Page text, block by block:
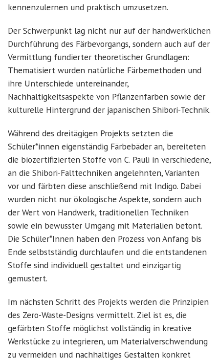
kennenzulernen und praktisch umzusetzen.
Der Schwerpunkt lag nicht nur auf der handwerklichen
Durchführung des Färbevorgangs, sondern auch auf der
Vermittlung fundierter theoretischer Grundlagen:
Thematisiert wurden natürliche Färbemethoden und
ihre Unterschiede untereinander,
Nachhaltigkeitsaspekte von Pflanzenfarben sowie der
kulturelle Hintergrund der japanischen Shibori-Technik.
Während des dreitägigen Projekts setzten die
Schüler*innen eigenständig Färbebäder an, bereiteten
die biozertifizierten Stoffe von C. Pauli in verschiedene,
an die Shibori-Falttechniken angelehnten, Varianten
vor und färbten diese anschließend mit Indigo. Dabei
wurden nicht nur ökologische Aspekte, sondern auch
der Wert von Handwerk, traditionellen Techniken
sowie ein bewusster Umgang mit Materialien betont.
Die Schüler*Innen haben den Prozess von Anfang bis
Ende selbstständig durchlaufen und die entstandenen
Stoffe sind individuell gestaltet und einzigartig
gemustert.
Im nächsten Schritt des Projekts werden die Prinzipien
des Zero-Waste-Designs vermittelt. Ziel ist es, die
gefärbten Stoffe möglichst vollständig in kreative
Werkstücke zu integrieren, um Materialverschwendung
zu vermeiden und nachhaltiges Gestalten konkret